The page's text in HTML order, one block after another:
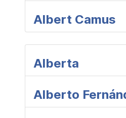
Albert Camus
Alberta
Alberto